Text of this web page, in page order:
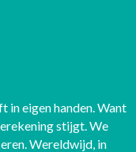
in eigen handen. Want
stijgt. We
Wereldwijd, in